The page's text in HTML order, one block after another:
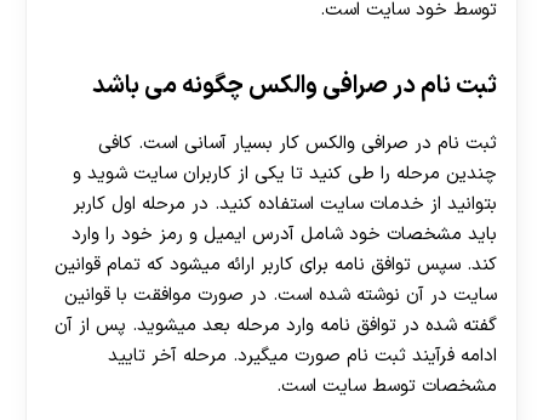
توسط خود سایت است.
ثبت نام در صرافی والکس چگونه می باشد
ثبت نام در صرافی والکس کار بسیار آسانی است. کافی
چندین مرحله را طی کنید تا یکی از کاربران سایت شوید و
بتوانید از خدمات سایت استفاده کنید. در مرحله اول کاربر
باید مشخصات خود شامل آدرس ایمیل و رمز خود را وارد
کند. سپس توافق نامه برای کاربر ارائه میشود که تمام قوانین
سایت در آن نوشته شده است. در صورت موافقت با قوانین
گفته شده در توافق نامه وارد مرحله بعد میشوید. پس از آن
ادامه فرآیند ثبت نام صورت میگیرد. مرحله آخر تایید
مشخصات توسط سایت است.